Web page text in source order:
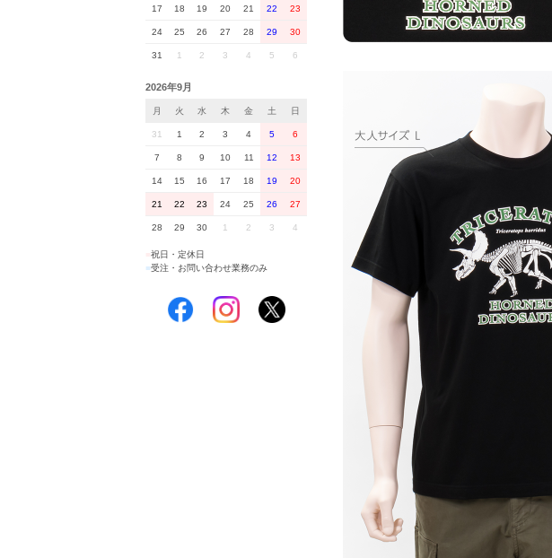
17 18 19 20 21 22 23
24 25 26 27 28 29 30
31 1 2 3 4 5 6
2026年9月
月 火 水 木 金 土 日
31 1 2 3 4 5 6
7 8 9 10 11 12 13
14 15 16 17 18 19 20
21 22 23 24 25 26 27
28 29 30 1 2 3 4
祝日・定休日
■受注・お問い合わせ業務のみ